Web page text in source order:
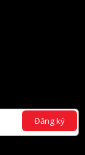
Đăng ký